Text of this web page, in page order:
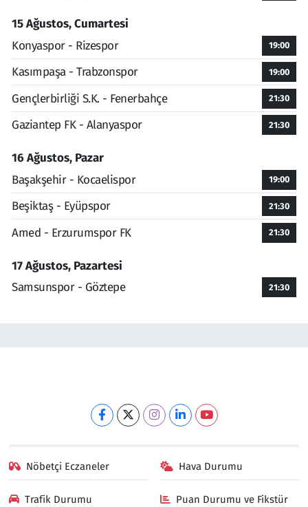
15 Ağustos, Cumartesi
Konyaspor - Rizespor
19:00
Kasımpaşa - Trabzonspor 19:00
Gençlerbirliği S.K. - Fenerbahçe 21:30
Gaziantep FK - Alanyaspor 21:30
16 Ağustos, Pazar
Başakşehir - Kocaelispor
19:00
Beşiktaş - Eyüpspor 21:30
Amed - Erzurumspor FK 21:30
17 Ağustos, Pazartesi
Samsunspor - Göztepe
21:30
Nöbetçi Eczaneler Hava Durumu
Trafik Durumu Puan Durumu ve Fikstür